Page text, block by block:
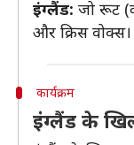
इंग्लैंड: जो रूट
और क्रिस वोक्स।
कार्यक्रम
इंग्लैंड के